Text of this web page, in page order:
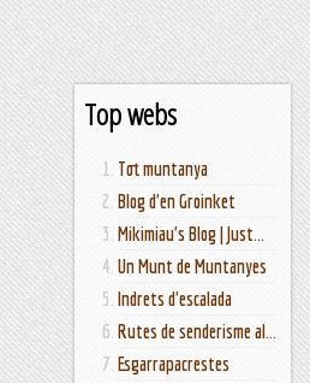
Top webs
Tot muntanya
Blog d'en Groinket
Mikimiau's Blog | Just...
Un Munt de Muntanyes
Indrets d'escalada
Rutes de senderisme al...
Esgarrapacrestes